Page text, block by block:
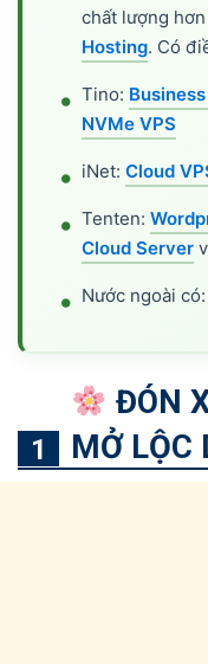
chất lượng
Hosting. Có
Tino:
NVMe VPS
iNet: Cloud
Tenten:
Cloud Server
Nước ngoài có:
ĐÓN
MỞ LỘC